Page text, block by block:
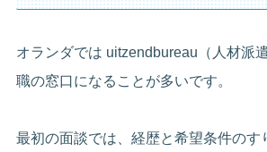
オランダでは uitzendbureau（人材派
職の窓口になることが多いです。
最初の面談では、経歴と希望条件のす